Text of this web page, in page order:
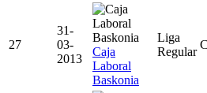
27
31-
03-
2013
Caja
Laboral
Baskonia
Liga
Regular